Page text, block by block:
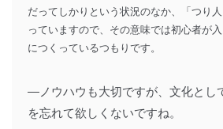
だってしかりという状況のなか、「つり
っていますので、その意味では初心者が
につくっているつもりです。
―ノウハウも大切ですが、文化とし
を忘れて欲しくないですね。